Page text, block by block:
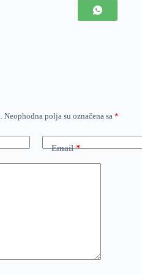
Neophodna polja su označena sa *
Email*